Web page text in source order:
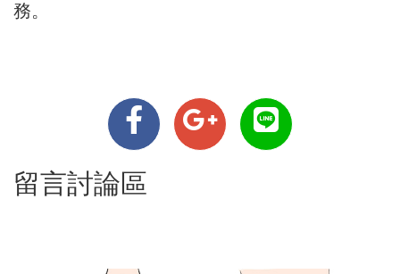
務。
留言討論區